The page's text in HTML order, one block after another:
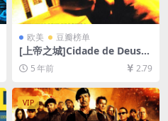
欧美 豆瓣榜单
[上帝之城]Cidade de Deus
(2002)[百度网盘+迅雷云盘资
源1080P超清未删减][MP4/8.
3GB][中英字幕]
5 年前 2.79
VIP